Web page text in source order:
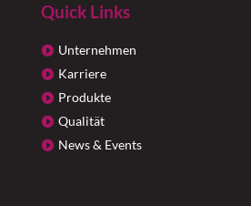
Quick Links
Unternehmen
Karriere
Produkte
Qualität
News & Events